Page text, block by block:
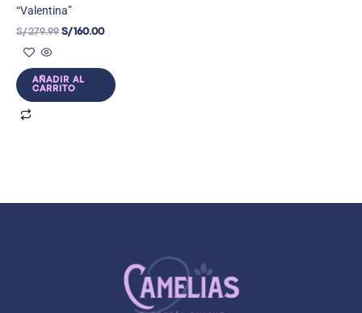
“Valentina”
S/279.99 S/160.00
AÑADIR AL
CARRITO